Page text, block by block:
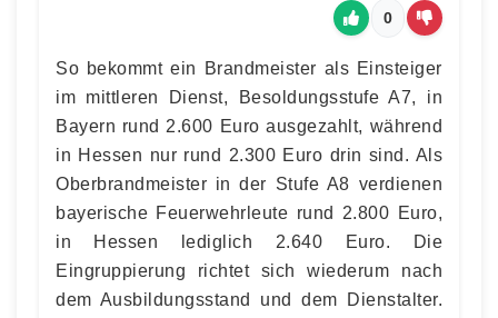
0
So bekommt ein Brandmeister als Einsteiger
im mittleren Dienst, Besoldungsstufe A7, in
Bayern rund 2.600 Euro ausgezahlt, während
in Hessen nur rund 2.300 Euro drin sind. Als
Oberbrandmeister in der Stufe A8 verdienen
bayerische Feuerwehrleute rund 2.800 Euro,
in Hessen lediglich 2.640 Euro. Die
Eingruppierung richtet sich wiederum nach
dem Ausbildungsstand und dem Dienstalter.